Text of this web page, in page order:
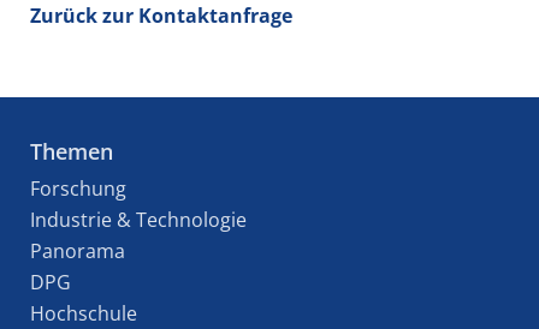
Zurück zur Kontaktanfrage
Themen
Forschung
Industrie & Technologie
Panorama
DPG
Hochschule